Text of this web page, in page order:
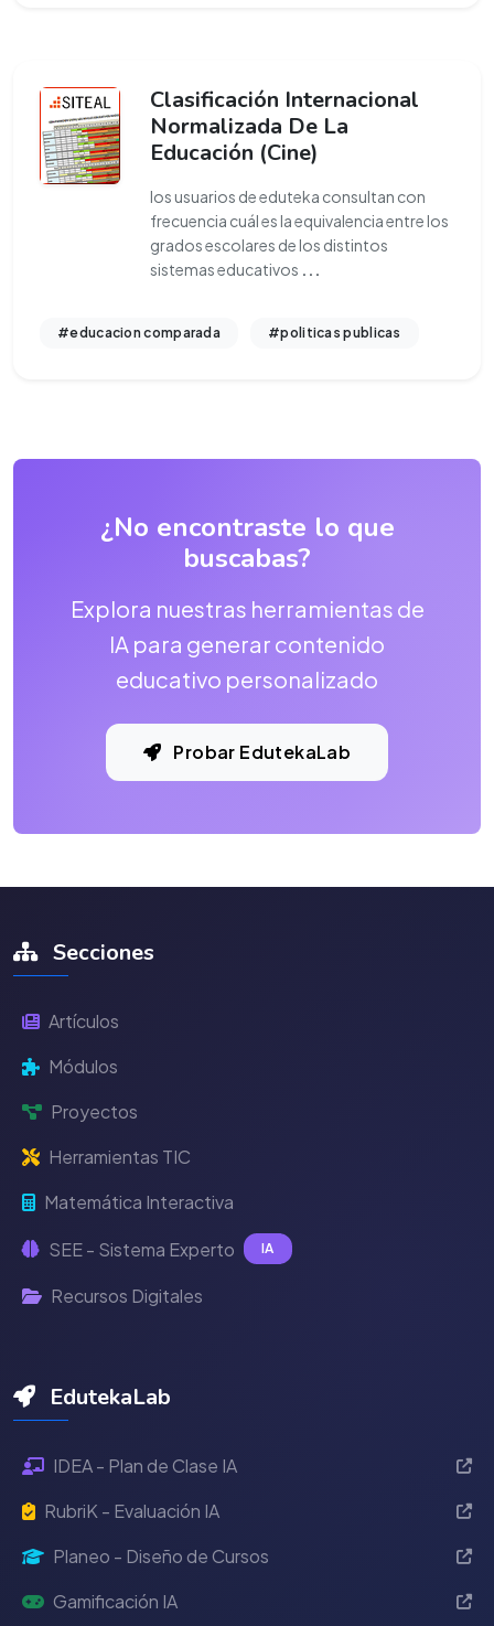
Clasificación Internacional
Normalizada De La
Educación (Cine)
los usuarios de eduteka consultan con
frecuencia cuál es la equivalencia entre los
grados escolares de los distintos
sistemas educativos ...
#educacion comparada #politicas publicas
¿No encontraste lo que
buscabas?
Explora nuestras herramientas de
IA para generar contenido
educativo personalizado
Probar EdutekaLab
Secciones
Artículos
Módulos
Proyectos
Herramientas TIC
Matemática Interactiva
SEE - Sistema Experto IA
Recursos Digitales
EdutekaLab
IDEA - Plan de Clase IA
RubriK - Evaluación IA
Planeo - Diseño de Cursos
Gamificación IA